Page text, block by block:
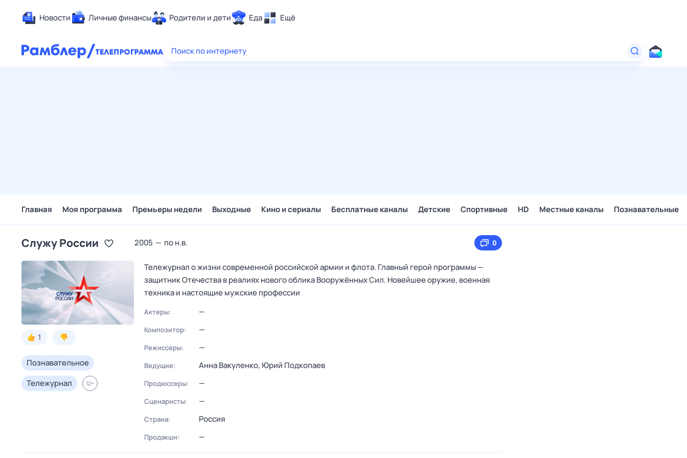
Новости Личные финансы Родители и дети Еда Ещё
Здоровье
Поиск по интернету
Главная Моя программа Премьеры недели Выходные Кино и сериалы Бесплатные каналы Детские Спортивные HD Местные каналы Познавательные
Служу Рoсcии 2005 — по н.в. 0
1
Познавательное
Тележурнал
12+
Тележурнал о жизни современной российской армии и флота. Главный герой программы —
защитник Отечества в реалиях нового облика Вооружённых Сил. Новейшее оружие, военная
техника и настоящие мужские профессии
Актеры: —
Композитор: —
Режиссеры: —
Ведущие: Анна Вакуленко, Юрий Подкопаев
Продюссеры: —
Сценаристы: —
Страна: Россия
Продакшн: —